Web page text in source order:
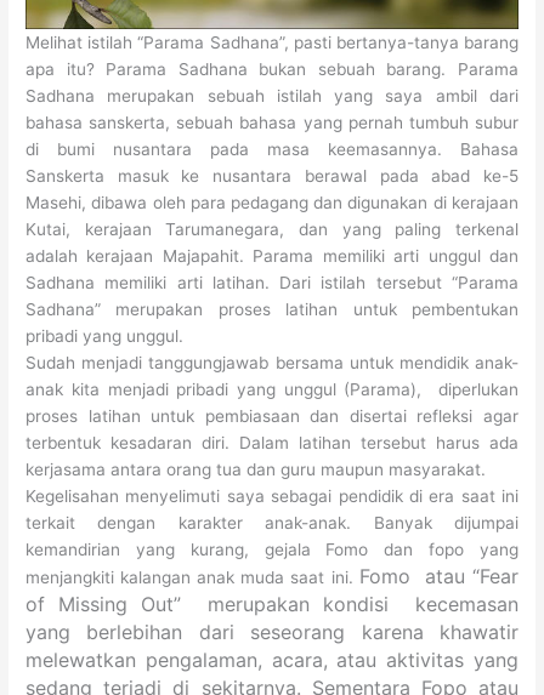
Melihat istilah “Parama Sadhana”, pasti bertanya-tanya barang
apa itu? Parama Sadhana bukan sebuah barang. Parama
Sadhana merupakan sebuah istilah yang saya ambil dari
bahasa sanskerta, sebuah bahasa yang pernah tumbuh subur
di bumi nusantara pada masa keemasannya. Bahasa
Sanskerta masuk ke nusantara berawal pada abad ke-5
Masehi, dibawa oleh para pedagang dan digunakan di kerajaan
Kutai, kerajaan Tarumanegara, dan yang paling terkenal
adalah kerajaan Majapahit. Parama memiliki arti unggul dan
Sadhana memiliki arti latihan. Dari istilah tersebut “Parama
Sadhana” merupakan proses latihan untuk pembentukan
pribadi yang unggul.
Sudah menjadi tanggungjawab bersama untuk mendidik anak-
anak kita menjadi pribadi yang unggul (Parama), diperlukan
proses latihan untuk pembiasaan dan disertai refleksi agar
terbentuk kesadaran diri. Dalam latihan tersebut harus ada
kerjasama antara orang tua dan guru maupun masyarakat.
Kegelisahan menyelimuti saya sebagai pendidik di era saat ini
terkait dengan karakter anak-anak. Banyak dijumpai
kemandirian yang kurang, gejala Fomo dan fopo yang
menjangkiti kalangan anak muda saat ini. Fomo atau “Fear
of Missing Out” merupakan kondisi kecemasan
yang berlebihan dari seseorang karena khawatir
melewatkan pengalaman, acara, atau aktivitas yang
sedang terjadi di sekitarnya. Sementara Fopo atau